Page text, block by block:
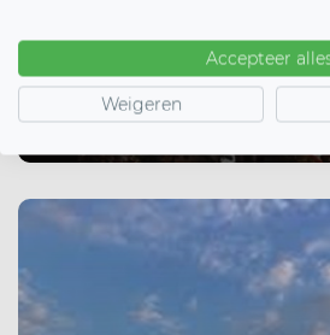
bezoekers en
eenvoudig
Lees blog
Accepteer
Weigeren